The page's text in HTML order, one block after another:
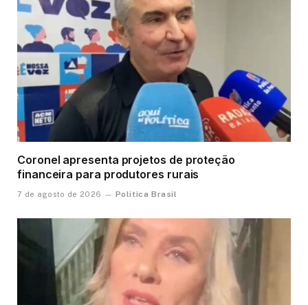
Coronel apresenta projetos de proteção
financeira para produtores rurais
7 de agosto de 2026 Política Brasil